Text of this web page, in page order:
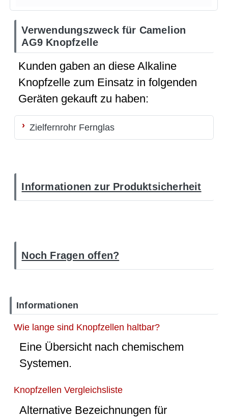
Verwendungszweck für Camelion
AG9 Knopfzelle
Kunden gaben an diese Alkaline
Knopfzelle zum Einsatz in folgenden
Geräten gekauft zu haben:
Zielfernrohr Fernglas
Informationen zur Produktsicherheit
Noch Fragen offen?
Informationen
Wie lange sind Knopfzellen haltbar?
Eine Übersicht nach chemischem
Systemen.
Knopfzellen Vergleichsliste
Alternative Bezeichnungen für